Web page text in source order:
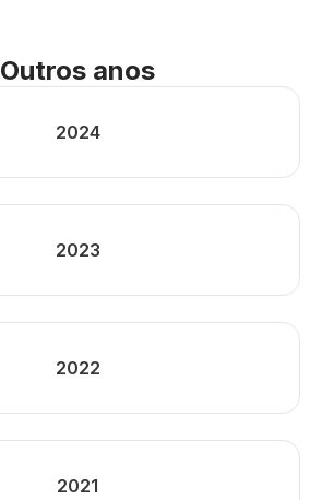
Outros anos
2024
2023
2022
2021